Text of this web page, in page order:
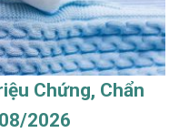
Chứng, Chẩn
2026